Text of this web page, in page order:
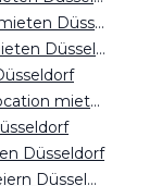
Off-Location mieten Düsseldorf
Restaurant mieten Düsseldorf
Foto- & Filmlocation mieten Düsseldorf
Düsseldorf
Geburtstag feiern Düsseldorf